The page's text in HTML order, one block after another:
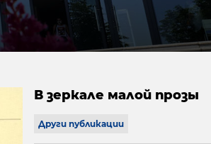
В зеркале малой прозы
Други публикации